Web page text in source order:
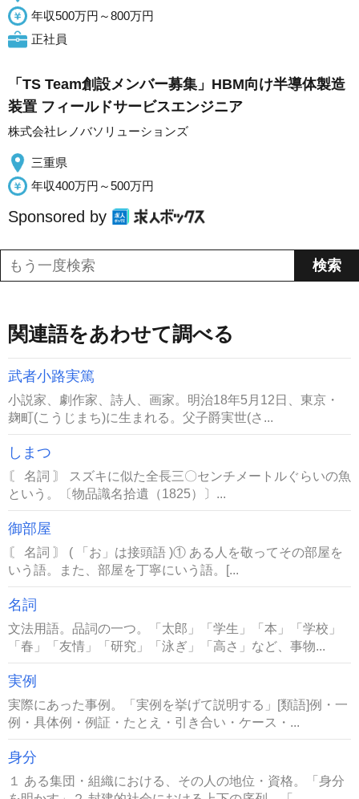
年収500万円～800万円
正社員
「TS Team創設メンバー募集」HBM向け半導体製造
装置 フィールドサービスエンジニア
株式会社レノバソリューションズ
三重県
年収400万円～500万円
Sponsored by
関連語をあわせて調べる
武者小路実篤
小説家、劇作家、詩人、画家。明治18年5月12日、東京・
麹町(こうじまち)に生まれる。父子爵実世(さ...
しまつ
〘 名詞 〙 スズキに似た全長三〇センチメートルぐらいの魚
という。〔物品識名拾遺（1825）〕...
御部屋
〘 名詞 〙 ( 「お」は接頭語 )① ある人を敬ってその部屋を
いう語。また、部屋を丁寧にいう語。[...
名詞
文法用語。品詞の一つ。「太郎」「学生」「本」「学校」
「春」「友情」「研究」「泳ぎ」「高さ」など、事物...
実例
実際にあった事例。「実例を挙げて説明する」[類語]例・一
例・具体例・例証・たとえ・引き合い・ケース・...
身分
１ ある集団・組織における、その人の地位・資格。「身分